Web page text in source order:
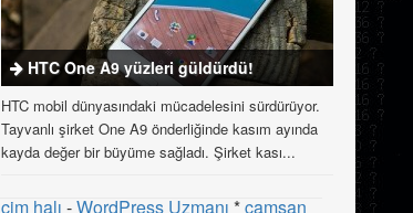
HTC One A9 yüzleri güldürdü!
HTC mobil dünyasındaki mücadelesini sürdürüyor.
Tayvanlı şirket One A9 önderliğinde kasım ayında
kayda değer bir büyüme sağladı. Şirket kası...
çim halı -WordPress Uzmanı *çamsan